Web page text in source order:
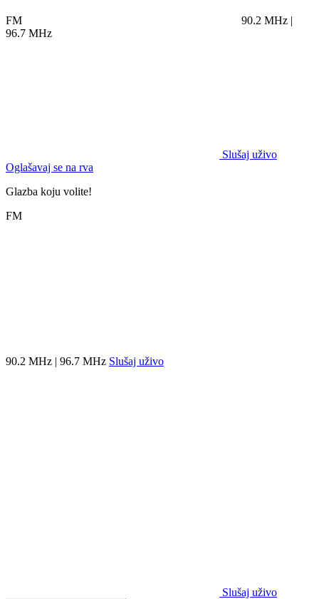
FM
90.2 MHz |
96.7 MHz
Slušaj uživo
Oglašavaj se na rva
Glazba koju volite!
FM
90.2 MHz | 96.7 MHz Slušaj uživo
Slušaj uživo